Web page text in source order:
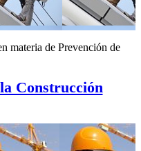
materia de Prevención de
Construcción